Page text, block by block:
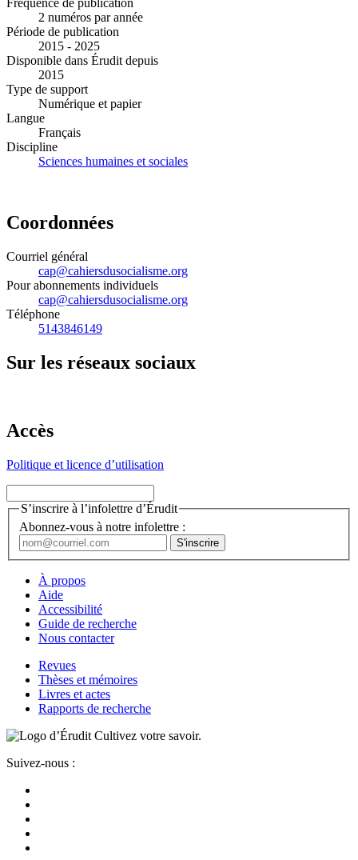
Fréquence de publication
2 numéros par année
Période de publication
2015 - 2025
Disponible dans Érudit depuis
2015
Type de support
Numérique et papier
Langue
Français
Discipline
Sciences humaines et sociales
Coordonnées
Courriel général
cap@cahiersdusocialisme.org
Pour abonnements individuels
cap@cahiersdusocialisme.org
Téléphone
5143846149
Sur les réseaux sociaux
Accès
Politique et licence d’utilisation
S’inscrire à l’infolettre d’Érudit
Abonnez-vous à notre infolettre :
À propos
Aide
Accessibilité
Guide de recherche
Nous contacter
Revues
Thèses et mémoires
Livres et actes
Rapports de recherche
Cultivez votre savoir.
Suivez-nous :